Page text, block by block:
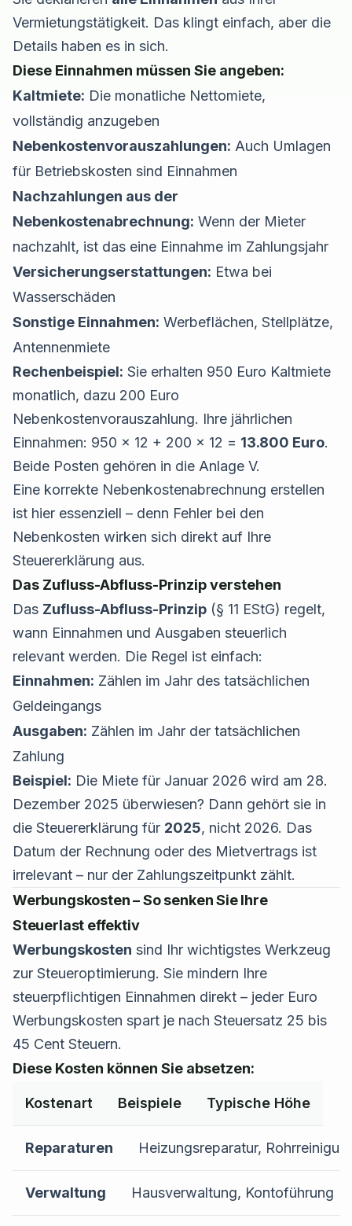
Vermietungstätigkeit. Das klingt einfach, aber die
Details haben es in sich.
Diese Einnahmen müssen Sie angeben:
Kaltmiete: Die monatliche Nettomiete,
vollständig anzugeben
Nebenkostenvorauszahlungen: Auch Umlagen
für Betriebskosten sind Einnahmen
Nachzahlungen aus der
Nebenkostenabrechnung: Wenn der Mieter
nachzahlt, ist das eine Einnahme im Zahlungsjahr
Versicherungserstattungen: Etwa bei
Wasserschäden
Sonstige Einnahmen: Werbeflächen, Stellplätze,
Antennenmiete
Rechenbeispiel: Sie erhalten 950 Euro Kaltmiete
monatlich, dazu 200 Euro
Nebenkostenvorauszahlung. Ihre jährlichen
Einnahmen: 950 × 12 + 200 × 12 = 13.800 Euro.
Beide Posten gehören in die Anlage V.
Eine korrekte Nebenkostenabrechnung erstellen
ist hier essenziell – denn Fehler bei den
Nebenkosten wirken sich direkt auf Ihre
Steuererklärung aus.
Das Zufluss-Abfluss-Prinzip verstehen
Das Zufluss-Abfluss-Prinzip (§ 11 EStG) regelt,
wann Einnahmen und Ausgaben steuerlich
relevant werden. Die Regel ist einfach:
Einnahmen: Zählen im Jahr des tatsächlichen
Geldeingangs
Ausgaben: Zählen im Jahr der tatsächlichen
Zahlung
Beispiel: Die Miete für Januar 2026 wird am 28.
Dezember 2025 überwiesen? Dann gehört sie in
die Steuererklärung für 2025, nicht 2026. Das
Datum der Rechnung oder des Mietvertrags ist
irrelevant – nur der Zahlungszeitpunkt zählt.
Werbungskosten – So senken Sie Ihre
Steuerlast effektiv
Werbungskosten sind Ihr wichtigstes Werkzeug
zur Steueroptimierung. Sie mindern Ihre
steuerpflichtigen Einnahmen direkt – jeder Euro
Werbungskosten spart je nach Steuersatz 25 bis
45 Cent Steuern.
Diese Kosten können Sie absetzen:
Kostenart Beispiele Typische Höhe
Reparaturen Heizungsreparatur,
Verwaltung Hausverwaltung, Kontoführung